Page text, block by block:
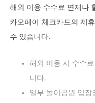
해외 이용 수수료 면제나
카오페이 체크카드의 제
수 있습니다.
해외 이용 시 수수
니다.
일부 놀이공원 입장